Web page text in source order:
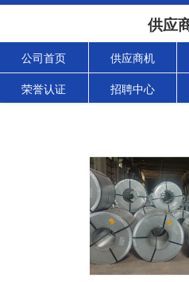
供应
公司首页 供应商机
荣誉认证 招聘中心